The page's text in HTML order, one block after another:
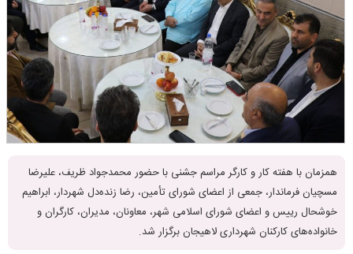
همزمان با هفته کار و کارگر مراسم جشنی با حضور محمدجواد ظریف، علیرضا
مسچیان فرماندار، جمعی از اعضای شورای تأمین، رضا زنده‌دل شهردار، ابراهیم
خوشحال رییس و اعضای شورای اسلامی شهر، معاونان، مدیران، کارگران و
خانواده‌های کارکنان شهرداری لاهیجان برگزار شد.